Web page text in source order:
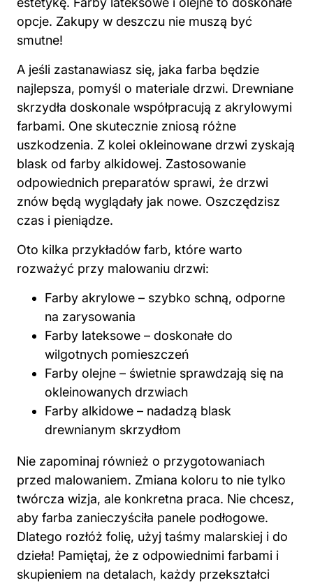
opcje. Zakupy w deszczu nie muszą być
smutne!
A jeśli zastanawiasz się, jaka farba będzie
najlepsza, pomyśl o materiale drzwi. Drewniane
skrzydła doskonale współpracują z akrylowymi
farbami. One skutecznie zniosą różne
uszkodzenia. Z kolei okleinowane drzwi zyskają
blask od farby alkidowej. Zastosowanie
odpowiednich preparatów sprawi, że drzwi
znów będą wyglądały jak nowe. Oszczędzisz
czas i pieniądze.
Oto kilka przykładów farb, które warto
rozważyć przy malowaniu drzwi:
Farby akrylowe – szybko schną, odporne
na zarysowania
Farby lateksowe – doskonałe do
wilgotnych pomieszczeń
Farby olejne – świetnie sprawdzają się na
okleinowanych drzwiach
Farby alkidowe – nadadzą blask
drewnianym skrzydłom
Nie zapominaj również o przygotowaniach
przed malowaniem. Zmiana koloru to nie tylko
twórcza wizja, ale konkretna praca. Nie chcesz,
aby farba zanieczyściła panele podłogowe.
Dlatego rozłóż folię, użyj taśmy malarskiej i do
dzieła! Pamiętaj, że z odpowiednimi farbami i
skupieniem na detalach, każdy przekształci